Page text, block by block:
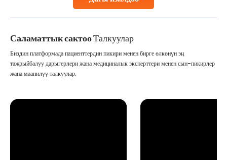
Саламаттык сактооТалкуулар
Биздин платформада пациенттердин пикири менен бирге өлкөнүн эң
тажрыйбалуу дарыгерлери жана медициналык эксперттери менен сын-пикирлер
жана маанилүү талкуулар.